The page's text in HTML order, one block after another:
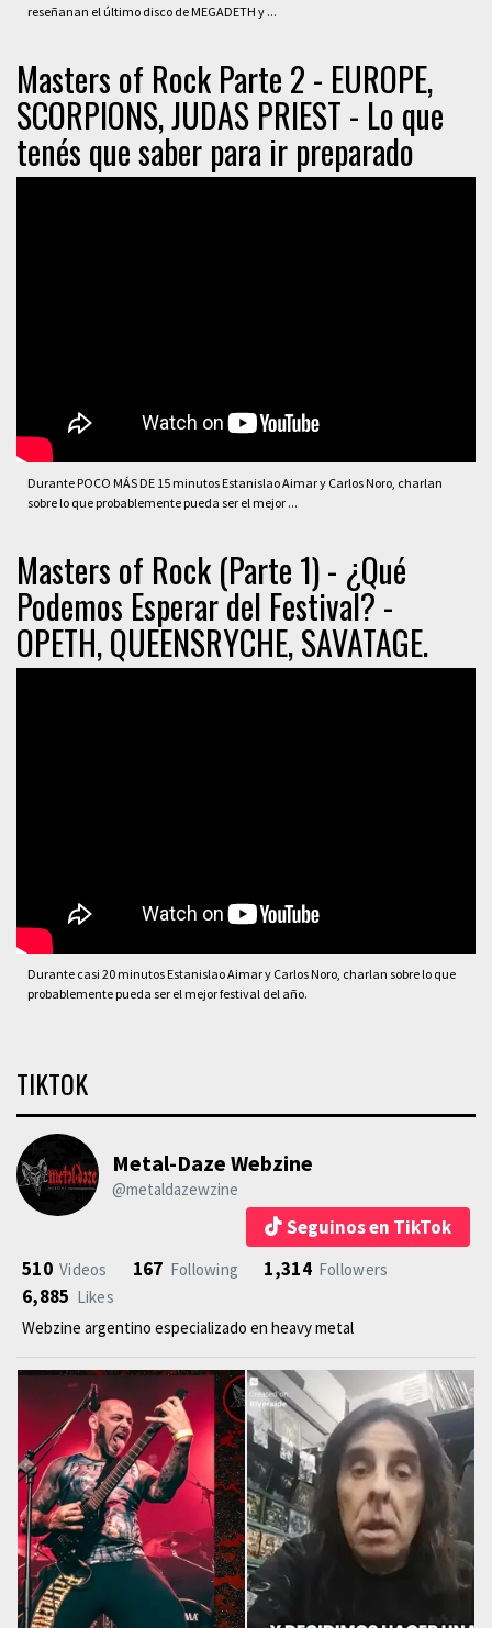
reseñanan el último disco de MEGADETH y ...
Masters of Rock Parte 2 - EUROPE,
SCORPIONS, JUDAS PRIEST - Lo que
tenés que saber para ir preparado
Durante POCO MÁS DE 15 minutos Estanislao Aimar y Carlos Noro, charlan
sobre lo que probablemente pueda ser el mejor ...
Masters of Rock (Parte 1) - ¿Qué
Podemos Esperar del Festival? -
OPETH, QUEENSRYCHE, SAVATAGE.
Durante casi 20 minutos Estanislao Aimar y Carlos Noro, charlan sobre lo que
probablemente pueda ser el mejor festival del año.
TIKTOK
Metal-Daze Webzine
@metaldazewzine
Seguinos en TikTok
510 Videos 167 Following 1,314 Followers
6,885 Likes
Webzine argentino especializado en heavy metal